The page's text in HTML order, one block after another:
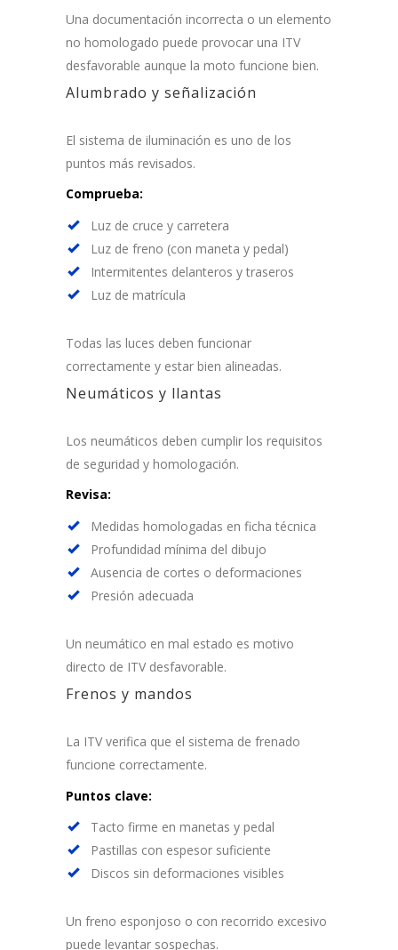
Una documentación incorrecta o un elemento
no homologado puede provocar una ITV
desfavorable aunque la moto funcione bien.
Alumbrado y señalización
El sistema de iluminación es uno de los
puntos más revisados.
Comprueba:
Luz de cruce y carretera
Luz de freno (con maneta y pedal)
Intermitentes delanteros y traseros
Luz de matrícula
Todas las luces deben funcionar
correctamente y estar bien alineadas.
Neumáticos y llantas
Los neumáticos deben cumplir los requisitos
de seguridad y homologación.
Revisa:
Medidas homologadas en ficha técnica
Profundidad mínima del dibujo
Ausencia de cortes o deformaciones
Presión adecuada
Un neumático en mal estado es motivo
directo de ITV desfavorable.
Frenos y mandos
La ITV verifica que el sistema de frenado
funcione correctamente.
Puntos clave:
Tacto firme en manetas y pedal
Pastillas con espesor suficiente
Discos sin deformaciones visibles
Un freno esponjoso o con recorrido excesivo
puede levantar sospechas.